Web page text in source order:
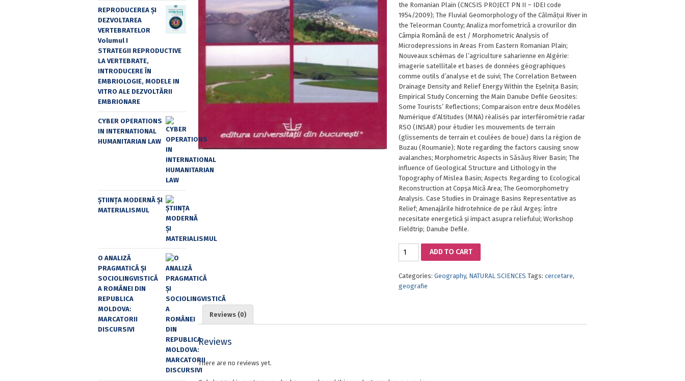
the Romanian Plain (CNCSIS PROJECT PN II – IDEI code
1954/2009); The Fluvial Geomorphology of the Călmățui River in
the Teleorman County; Analiza morfometrică a crovurilor din
Câmpia Română de est / Morphometric Analysis of
Microdepressions in Areas From Eastern Romanian Plain;
Nouveaux schémas de l’agriculture saharienne en Algérie:
imagerie satellitale et bases de données géographiques
comme outils d’analyse et de suivi; The Correlation Between
Drainage Density and Relief Energy Within the Eșelnița Basin;
Empirical Study Concerning the Main Danube Defile Geosites:
Some Tourists’ Reflections; Comparaison entre deux Modèles
Numérique d’Altitudes (MNA) réalisés par interférométrie radar
RSO (INSAR) pour étudier les mouvements de terrain
(glissements de terrain et coulées de boue) dans la région de
Buzau (Roumanie); Note regarding the factors causing snow
avalanches; Morphometric Aspects in Săsăuș River Basin; The
influence of Geological Structure and Lithology in the
Topography of Mislea Basin; Aspects Regarding to Ecological
Reconstruction at Copșa Mică Area; The Geomorphometry
Analysis. Case Studies in Drainage Basins Representative as
Relief; Amenajările hidrotehnice de pe râul Argeș: între
necesitate energetică și impact asupra reliefului; Workshop
Fieldtrip; Danube Defile.
REPORTS
VOL.
ADD TO CART
Categories: Geography, NATURAL SCIENCES Tags: cercetare,
geografie
Reviews (0)
Reviews
There are no reviews yet.
REPRODUCEREA ȘI
DEZVOLTAREA
VERTEBRATELOR
Volumul I
STRATEGII REPRODUCTIVE
LA VERTEBRATE,
INTRODUCERE ÎN
EMBRIOLOGIE, MODELE IN
VITRO ALE DEZVOLTĂRII
EMBRIONARE
CYBER OPERATIONS
IN INTERNATIONAL
HUMANITARIAN LAW
ȘTIINȚA MODERNĂ ȘI
MATERIALISMUL
O ANALIZĂ
PRAGMATICĂ ȘI
SOCIOLINGVISTICĂ
A ROMÂNEI DIN
REPUBLICA
MOLDOVA:
MARCATORII
DISCURSIVI